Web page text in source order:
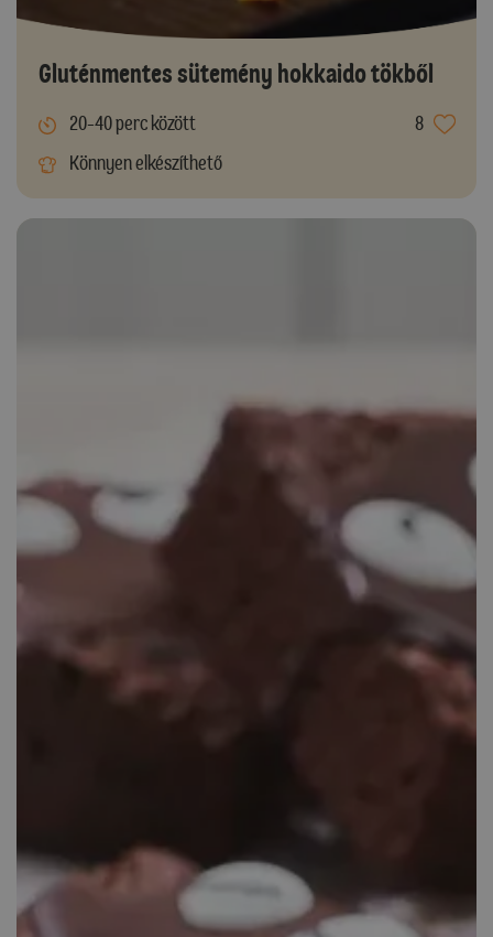
Gluténmentes sütemény hokkaido tökből
20-40 perc között
8
Könnyen elkészíthető